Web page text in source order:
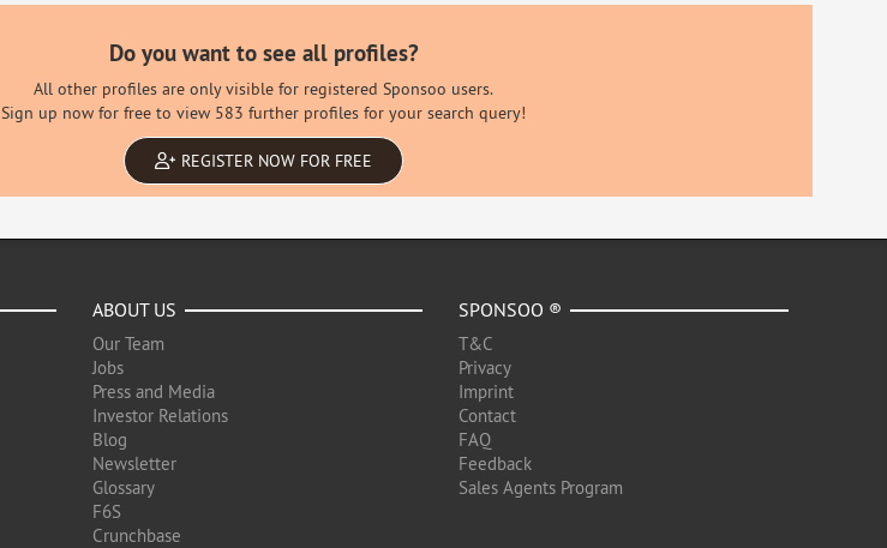
Do you want to see all profiles?
All other profiles are only visible for registered Sponsoo users.
Sign up now for free to view 583 further profiles for your search query!
REGISTER NOW FOR FREE
ABOUT US
Our Team
Jobs
Press and Media
Investor Relations
Blog
Newsletter
Glossary
F6S
Crunchbase
SPONSOO ®
T&C
Privacy
Imprint
Contact
FAQ
Feedback
Sales Agents Program